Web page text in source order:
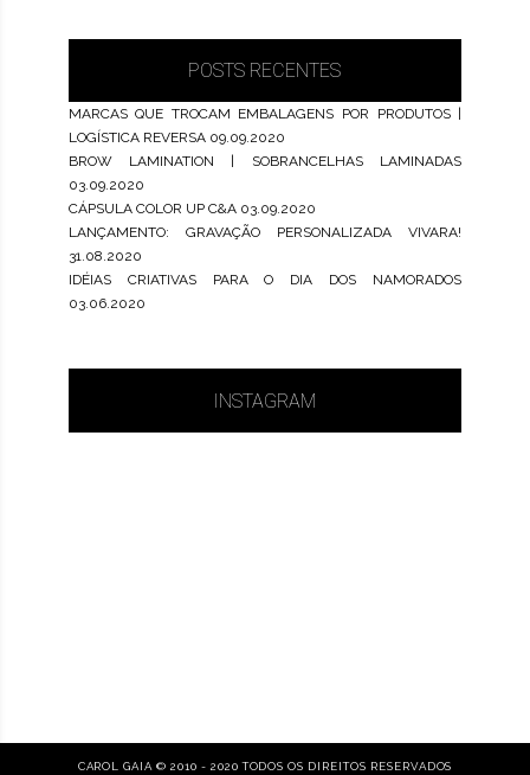
POSTS RECENTES
MARCAS QUE TROCAM EMBALAGENS POR PRODUTOS |
LOGÍSTICA REVERSA 09.09.2020
BROW LAMINATION | SOBRANCELHAS LAMINADAS
03.09.2020
CÁPSULA COLOR UP C&A 03.09.2020
LANÇAMENTO: GRAVAÇÃO PERSONALIZADA VIVARA!
31.08.2020
IDÉIAS CRIATIVAS PARA O DIA DOS NAMORADOS
03.06.2020
INSTAGRAM
CAROL GAIA © 2010 - 2020 TODOS OS DIREITOS RESERVADOS